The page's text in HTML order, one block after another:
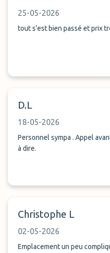
25-05-2026
tout s'est bien passé et prix
D.L
18-05-2026
Personnel sympa . Appel
à dire.
Christophe L
02-05-2026
Emplacement un peu